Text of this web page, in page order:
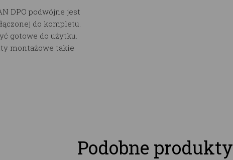
DPO podwójne jest
do kompletu.
gotowe do użytku.
montażowe takie
Podobne produkty